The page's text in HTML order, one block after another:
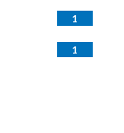
1
1